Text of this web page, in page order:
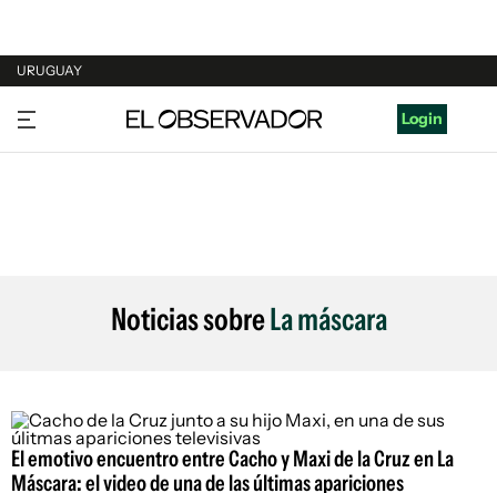
URUGUAY
URUGUAY
ARGENTINA
Login
Noticias sobreLa máscara
El emotivo encuentro entre Cacho y Maxi de la Cruz en La
Máscara: el video de una de las últimas apariciones